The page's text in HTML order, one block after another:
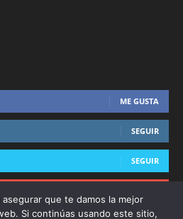
ME GUSTA
SEGUIR
SEGUIR
que te damos la mejor
Si continúas usando este sitio,